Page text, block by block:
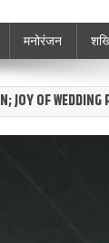
मनोरंजन
JOY OF